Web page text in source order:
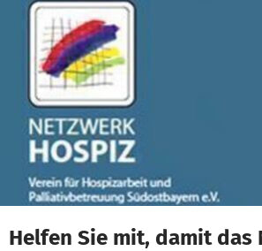
Zum Hauptinhalt springen
Erklärung zur Barrierefreiheit anzeigen
Helfen Sie mit, damit das